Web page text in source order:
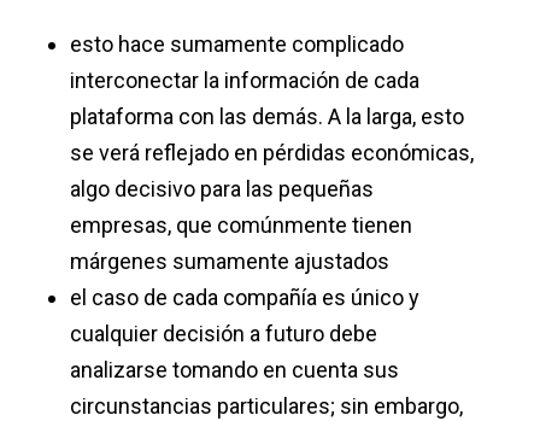
esto hace sumamente complicado
interconectar la información de cada
plataforma con las demás. A la larga, esto
se verá reflejado en pérdidas económicas,
algo decisivo para las pequeñas
empresas, que comúnmente tienen
márgenes sumamente ajustados
el caso de cada compañía es único y
cualquier decisión a futuro debe
analizarse tomando en cuenta sus
circunstancias particulares; sin embargo,